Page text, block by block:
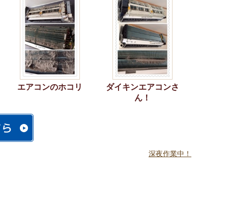
エアコンのホコリ
ダイキンエアコンさ
ん！
深夜作業中！